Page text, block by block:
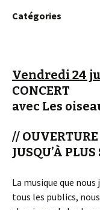
Catégories
Vendredi 24
CONCERT
avec Les
//
JUSQU’À
La musique que
tous les publics,